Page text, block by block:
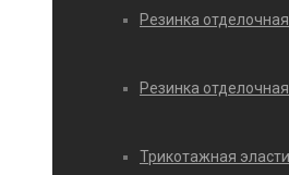
Резинка
Резинка
Трикотажная